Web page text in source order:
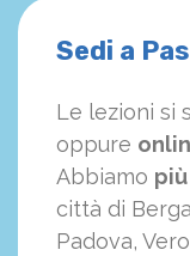
Sedi a
Le lezioni si
oppure
Abbiamo
città di
Padova,